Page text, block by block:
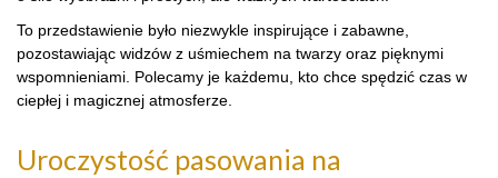
To przedstawienie było niezwykle inspirujące i zabawne,
pozostawiając widzów z uśmiechem na twarzy oraz pięknymi
wspomnieniami. Polecamy je każdemu, kto chce spędzić czas w
ciepłej i magicznej atmosferze.
Uroczystość pasowania na